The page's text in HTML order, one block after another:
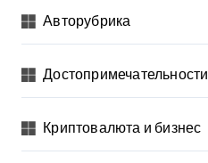
Авторубрика
Достопримечательности
Криптовалюта и бизнес